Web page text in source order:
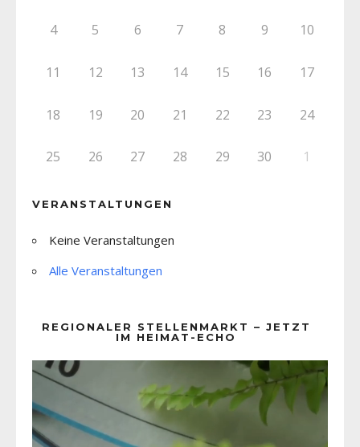
4 5 6 7 8 9 10
11 12 13 14 15 16 17
18 19 20 21 22 23 24
25 26 27 28 29 30 1
VERANSTALTUNGEN
Keine Veranstaltungen
Alle Veranstaltungen
REGIONALER STELLENMARKT – JETZT
IM HEIMAT-ECHO
Player